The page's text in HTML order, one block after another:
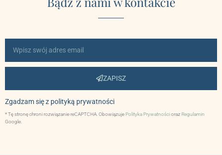
Zgadzam się z polityką prywatności
ZAPISZ
* Tę stronę chroni rozwiązanie reCAPTCHA. Obowiązuje Polityka Prywatnościoraz Regulamin
Google.